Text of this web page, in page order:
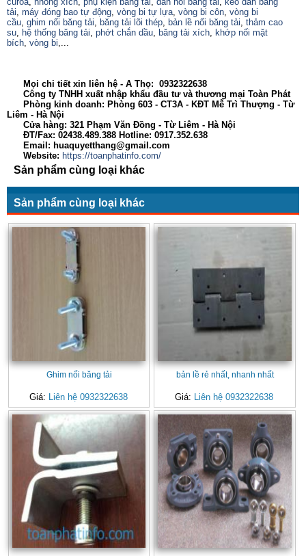
tải, máy đóng bao tự động, vòng bi tự lựa, vòng bi côn, vòng bi
cầu, ghim nối băng tải, băng tải lõi thép, bản lề nối băng tải, thảm cao
su, hệ thống băng tải, phớt chắn dầu, băng tải xích, khớp nối mặt
bích, vòng bi,...
Mọi chi tiết xin liên hệ - A Thọ: 0932322638
Công ty TNHH xuất nhập khẩu đầu tư và thương mại Toàn Phát
Phòng kinh doanh: Phòng 603 - CT3A - KĐT Mễ Trì Thượng - Từ
Liêm - Hà Nội
Cửa hàng: 321 Phạm Văn Đồng - Từ Liêm - Hà Nội
ĐT/Fax: 02438.489.388 Hotline: 0917.352.638
Email: huaquyetthang@gmail.com
Website: https://toanphatinfo.com/
Sản phẩm cùng loại khác
Sản phẩm cùng loại khác
Ghim nối băng tải
Giá: Liên hệ 0932322638
bản lề rẻ nhất, nhanh nhất
Giá: Liên hệ 0932322638